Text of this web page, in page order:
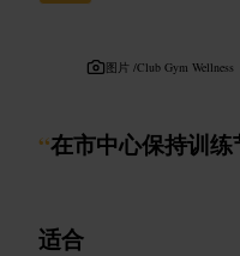
图片 /Club Gym Wellness
“在市中心保持训练
适合